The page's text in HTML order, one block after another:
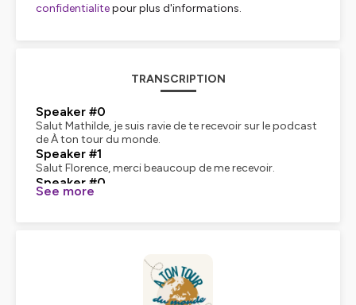
confidentialitepour plus d'informations.
TRANSCRIPTION
Speaker #0
Salut Mathilde, je suis ravie de te recevoir sur le podcast
de À ton tour du monde.
Speaker #1
Salut Florence, merci beaucoup de me recevoir.
Speaker #0
C'est un plaisir. En fait, j'étais très contente de recevoir
petite voix intérieure qui nous guidait dans parfois nos
folies les plus grandes. dont Mélissa qui n'était guidée
que par ça. Et toi, tu m'as envoyé un très chouette
See more